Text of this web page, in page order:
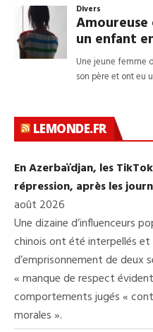
LEMONDE.FR
En Azerbaïdjan, les
répression, après les
août 2026
Une dizaine d’influenceurs
chinois ont été interpellés et
d’emprisonnement de deux
« manque de respect
comportements jugés «
morales ».